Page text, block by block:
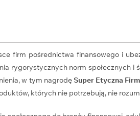
firm pośrednictwa finansowego i
rygorystycznych norm społecznych i
w tym nagrodęSuper Etyczna
których nie potrzebują, nie